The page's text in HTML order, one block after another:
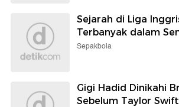
Sejarah di Liga
Terbanyak dalam
Sepakbola
Gigi Hadid Dinikahi
Sebelum Taylor